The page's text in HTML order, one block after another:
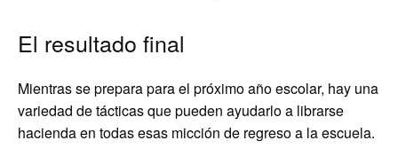
El resultado final
Mientras se prepara para el próximo año escolar, hay una
variedad de tácticas que pueden ayudarlo a librarse
hacienda en todas esas micción de regreso a la escuela.